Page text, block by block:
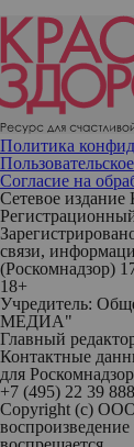
Политика
Согласие на
Сетевое
связи,
(Роскомнадзор)
18+
Учредитель:
МЕДИА"
Главный
Контактные
для
+7 (495) 22 39 888
Copyright (с)